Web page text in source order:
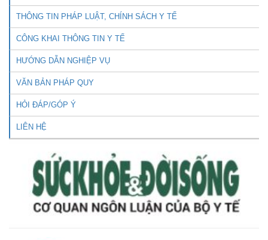
THÔNG TIN PHÁP LUẬT, CHÍNH SÁCH Y TẾ
CÔNG KHAI THÔNG TIN Y TẾ
HƯỚNG DẪN NGHIỆP VỤ
VĂN BẢN PHÁP QUY
HỎI ĐÁP/GÓP Ý
LIÊN HỆ